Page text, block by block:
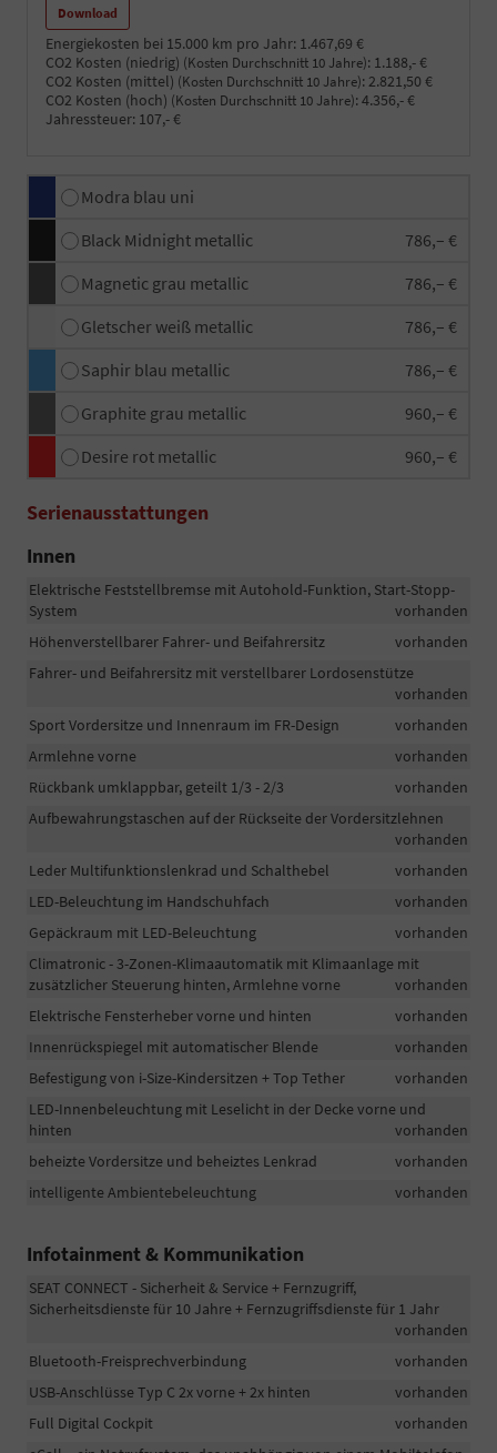
Download
Energiekosten bei 15.000 km pro Jahr: 1.467,69 €
CO2 Kosten (niedrig) (Kosten Durchschnitt 10 Jahre): 1.188,- €
CO2 Kosten (mittel) (Kosten Durchschnitt 10 Jahre): 2.821,50 €
CO2 Kosten (hoch) (Kosten Durchschnitt 10 Jahre): 4.356,- €
Jahressteuer: 107,- €
Modra blau uni
Black Midnight metallic
786,– €
Magnetic grau metallic
786,– €
Gletscher weiß metallic
786,– €
Saphir blau metallic
786,– €
Graphite grau metallic
960,– €
Desire rot metallic
960,– €
Serienausstattungen
Innen
Elektrische Feststellbremse mit Autohold-Funktion, Start-Stopp-
System
vorhanden
Höhenverstellbarer Fahrer- und Beifahrersitz
vorhanden
Fahrer- und Beifahrersitz mit verstellbarer Lordosenstütze
vorhanden
Sport Vordersitze und Innenraum im FR-Design
vorhanden
Armlehne vorne
vorhanden
Rückbank umklappbar, geteilt 1/3 - 2/3
vorhanden
Aufbewahrungstaschen auf der Rückseite der Vordersitzlehnen
vorhanden
Leder Multifunktionslenkrad und Schalthebel
vorhanden
LED-Beleuchtung im Handschuhfach
vorhanden
Gepäckraum mit LED-Beleuchtung
vorhanden
Climatronic - 3-Zonen-Klimaautomatik mit Klimaanlage mit
zusätzlicher Steuerung hinten, Armlehne vorne
vorhanden
Elektrische Fensterheber vorne und hinten
vorhanden
Innenrückspiegel mit automatischer Blende
vorhanden
Befestigung von i-Size-Kindersitzen + Top Tether
vorhanden
LED-Innenbeleuchtung mit Leselicht in der Decke vorne und
hinten
vorhanden
beheizte Vordersitze und beheiztes Lenkrad
vorhanden
intelligente Ambientebeleuchtung
vorhanden
Infotainment & Kommunikation
SEAT CONNECT - Sicherheit & Service + Fernzugriff,
Sicherheitsdienste für 10 Jahre + Fernzugriffsdienste für 1 Jahr
vorhanden
Bluetooth-Freisprechverbindung
vorhanden
USB-Anschlüsse Typ C 2x vorne + 2x hinten
vorhanden
Full Digital Cockpit
vorhanden